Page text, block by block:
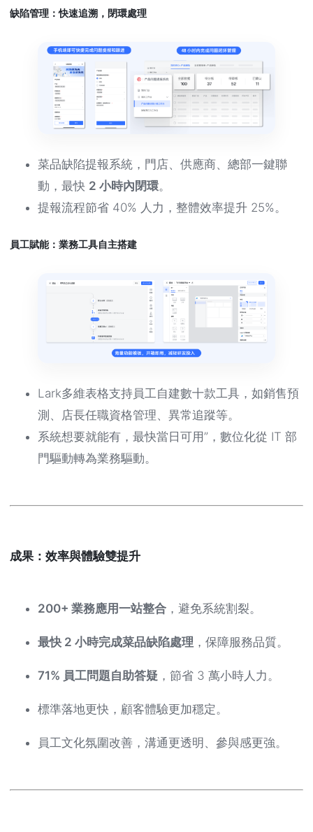
缺陷管理：快速追溯，閉環處理
菜品缺陷提報系統，門店、供應商、總部一鍵聯
動，最快 2 小時內閉環。
提報流程節省 40% 人力，整體效率提升 25%。
員工賦能：業務工具自主搭建
Lark多維表格支持員工自建數十款工具，如銷售預
測、店長任職資格管理、異常追蹤等。
系統想要就能有，最快當日可用”，數位化從 IT 部
門驅動轉為業務驅動。
成果：效率與體驗雙提升
200+ 業務應用一站整合 ，避免系統割裂。
最快 2 小時完成菜品缺陷處理 ，保障服務品質。
71% 員工問題自助答疑 ，節省 3 萬小時人力。
標準落地更快，顧客體驗更加穩定。
員工文化氛圍改善，溝通更透明、參與感更強。